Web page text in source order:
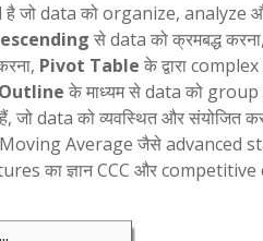
जो data को organize, analyze
से data को क्रमबद्ध करना,
Pivot Table के द्वारा
के माध्यम से data को
जो data को व्यवस्थित और संयोजित
Average जैसे advanced
का ज्ञान CCC और